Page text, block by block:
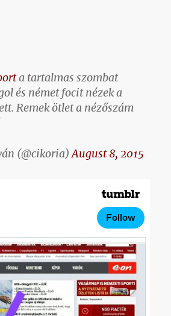
a tartalmas szombat
és német focit nézek a
Remek ötlet a nézőszám
(@cikoria)August 8, 2015